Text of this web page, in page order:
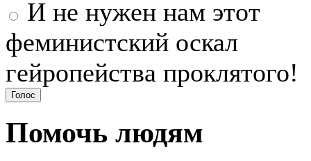
И не нужен нам этот
феминистский оскал
гейропейства проклятого!
Помочь людям